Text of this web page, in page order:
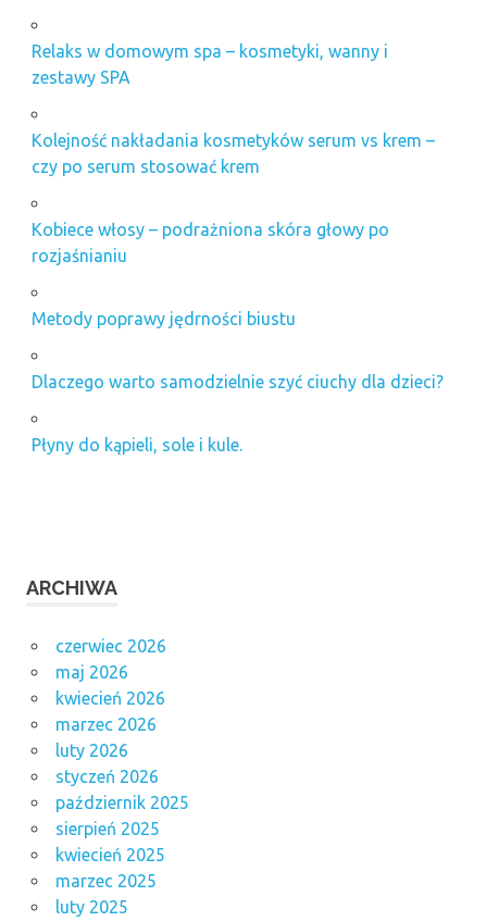
Relaks w domowym spa – kosmetyki, wanny i
zestawy SPA
Kolejność nakładania kosmetyków serum vs krem –
czy po serum stosować krem
Kobiece włosy – podrażniona skóra głowy po
rozjaśnianiu
Metody poprawy jędrności biustu
Dlaczego warto samodzielnie szyć ciuchy dla dzieci?
Płyny do kąpieli, sole i kule.
ARCHIWA
czerwiec 2026
maj 2026
kwiecień 2026
marzec 2026
luty 2026
styczeń 2026
październik 2025
sierpień 2025
kwiecień 2025
marzec 2025
luty 2025